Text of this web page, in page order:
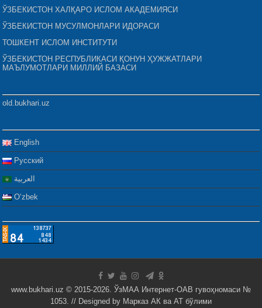
ЎЗБЕКИСТОН ХАЛҚАРО ИСЛОМ АКАДЕМИЯСИ
ЎЗБЕКИСТОН МУСУЛМОНЛАРИ ИДОРАСИ
ТОШКЕНТ ИСЛОМ ИНСТИТУТИ
ЎЗБЕКИСТОН РЕСПУБЛИКАСИ ҚОНУН ҲУЖЖАТЛАРИ
МАЪЛУМОТЛАРИ МИЛЛИЙ БАЗАСИ
old.bukhari.uz
English
Русский
العربية
Oʻzbek
www.bukhari.uz © 2015-2026. ЎзМАА Интернет-ОАВ гувоҳномаси №
1053. // Designed by Марказ АК ва АТ бўлими